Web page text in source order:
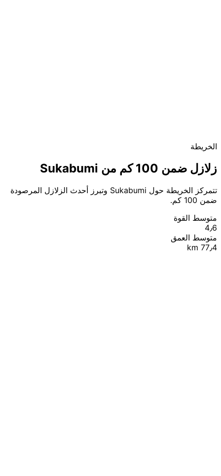
الخريطة
زلازل ضمن 100 كم من Sukabumi
تتمركز الخريطة حول Sukabumi وتبرز أحدث الزلازل المرصودة
ضمن 100 كم.
متوسط القوة
4٫6
متوسط العمق
77٫4 km
Leaflet
© OpenStreetMap contributors